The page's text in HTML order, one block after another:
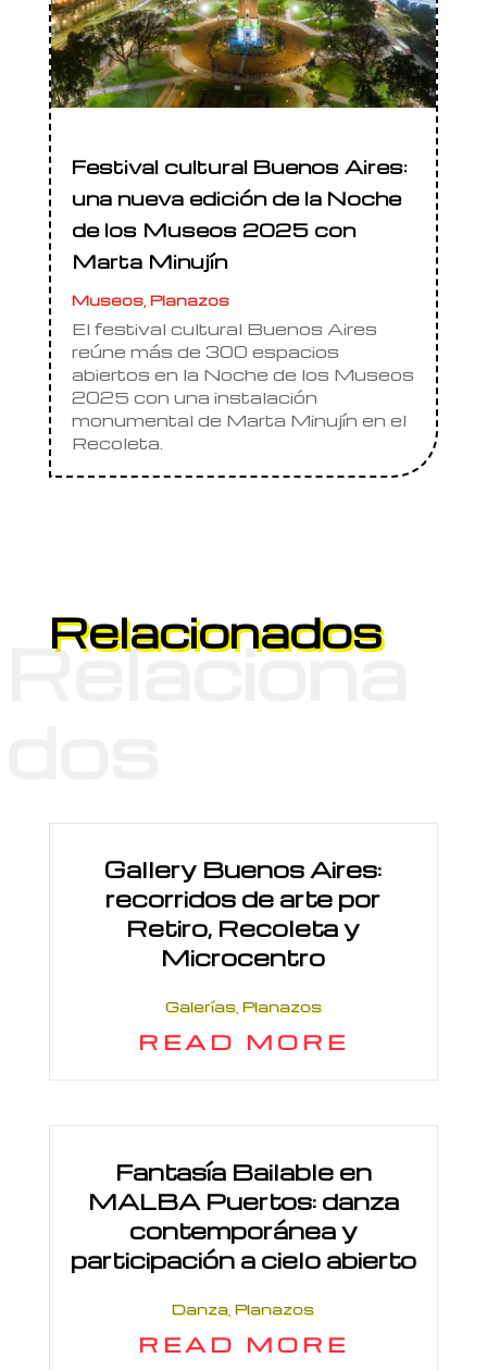
Festival cultural Buenos Aires:
una nueva edición de la Noche
de los Museos 2025 con
Marta Minujín
Museos, Planazos
El festival cultural Buenos Aires
reúne más de 300 espacios
abiertos en la Noche de los Museos
2025 con una instalación
monumental de Marta Minujín en el
Recoleta.
Relacionados
Relaciona
Gallery Buenos Aires:
recorridos de arte por
Retiro, Recoleta y
Microcentro
Galerías, Planazos
READ MORE
Fantasía Bailable en
MALBA Puertos: danza
contemporánea y
participación a cielo abierto
Danza Planazos
READ MORE